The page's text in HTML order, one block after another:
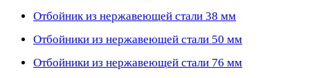
Отбойник из нержавеющей стали 38 мм
Отбойники из нержавеющей стали 50 мм
Отбойники из нержавеющей стали 76 мм